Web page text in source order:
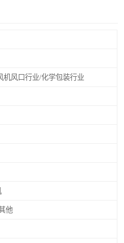
机风口行业/化学包装行业
他